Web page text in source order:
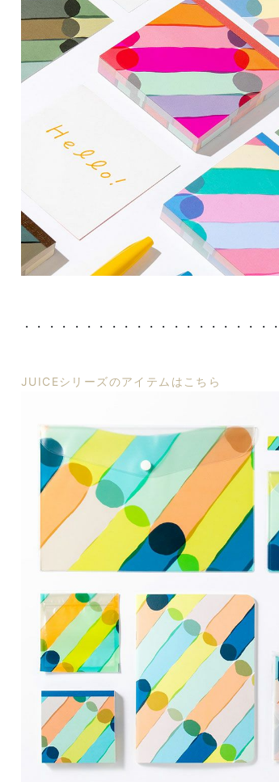
・・・・・・・・・・・・・・・・・・・・・
JUICEシリーズのアイテムはこちら